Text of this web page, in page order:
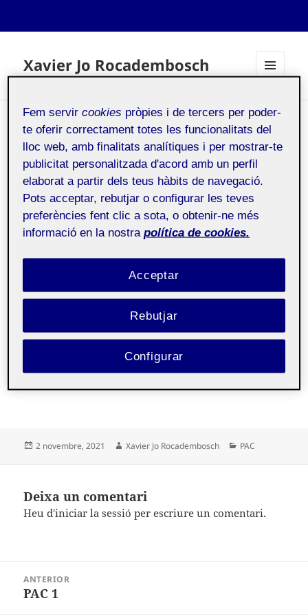
Xavier Jo Rocadembosch
GINYS
PAC 2
Públic
PAC 2
SALTS I PRINCIPIS D’ANIMACIÓ
SALT D’UNA GUINEU A TRAVÉS D’UN CERCLE
Error on kaltura services.
Publicat
2 novembre, 2021 Autor
Xavier Jo Rocadembosch Categories
PAC
Deixa un comentari
Heu d'iniciar la sessió per escriure un comentari.
d'entrades
ANTERIOR
Entrada
PAC 1
Fem servircookies pròpies i de tercers per poder-
te oferir correctament totes les funcionalitats del
lloc web, amb finalitats analítiques i per mostrar-te
publicitat personalitzada d'acord amb un perfil
elaborat a partir dels teus hàbits de navegació.
Pots acceptar, rebutjar o configurar les teves
preferències fent clic a sota, o obtenir-ne més
informació en la nostra política de cookies.
Rebutjar
Acceptar
Configurar